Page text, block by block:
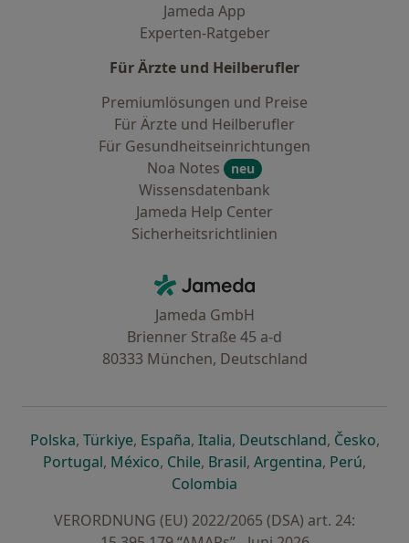
Jameda App
Experten-Ratgeber
Für Ärzte und Heilberufler
Premiumlösungen und Preise
Für Ärzte und Heilberufler
Für Gesundheitseinrichtungen
Noa Notes
neu
Wissensdatenbank
Jameda Help Center
Sicherheitsrichtlinien
Jameda - Startseite
Jameda GmbH
Brienner Straße 45 a-d
80333 München, Deutschland
Polskaöffnet in einer neuen Registerkarte
, Türkiyeöffnet in einer neuen Registerkarte
, Españaöffnet in einer neuen
, Italiaöffnet in einer neuen
, Deutschlandöffnet in
, Česko,
Portugalöffnet in einer neuen Registerkarte
, Méxicoöffnet in einer neuen Registerkarte
, Chileöffnet in einer neuen
, Brasilöffnet in einer neuen
, Argentinaöffnet in
, Perúöffnet
,
Colombia
VERORDNUNG (EU) 2022/2065 (DSA) art. 24: